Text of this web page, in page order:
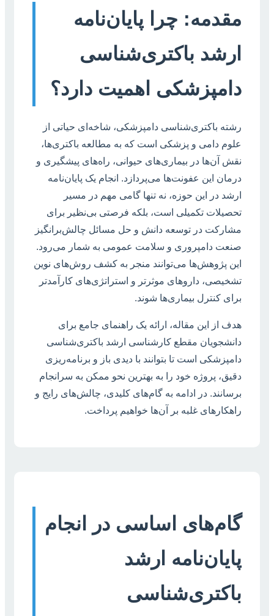
مقدمه: چرا پایان‌نامه
ارشد باکتری‌شناسی
دامپزشکی اهمیت دارد؟
رشته باکتری‌شناسی دامپزشکی، شاخه‌ای حیاتی از
علوم دامی و پزشکی است که به مطالعه باکتری‌ها،
نقش آن‌ها در بیماری‌های حیوانی، راه‌های پیشگیری و
درمان این عفونت‌ها می‌پردازد. انجام یک پایان‌نامه
ارشد در این حوزه، نه تنها گامی مهم در مسیر
تحصیلات تکمیلی است، بلکه فرصتی بی‌نظیر برای
مشارکت در توسعه دانش و حل مسائل چالش‌برانگیز
صنعت دامپروری و سلامت عمومی به شمار می‌رود.
این پژوهش‌ها می‌توانند منجر به کشف روش‌های نوین
تشخیصی، داروهای موثرتر و استراتژی‌های کارآمدتر
برای کنترل بیماری‌ها شوند.
هدف از این مقاله، ارائه یک راهنمای جامع برای
دانشجویان مقطع کارشناسی ارشد باکتری‌شناسی
دامپزشکی است تا بتوانند با دیدی باز و برنامه‌ریزی
دقیق، پروژه‌ خود را به بهترین نحو ممکن به سرانجام
برسانند. در ادامه به گام‌های کلیدی، چالش‌های رایج و
راهکارهای غلبه بر آن‌ها خواهیم پرداخت.
گام‌های اساسی در انجام
پایان‌نامه ارشد
باکتری‌شناسی